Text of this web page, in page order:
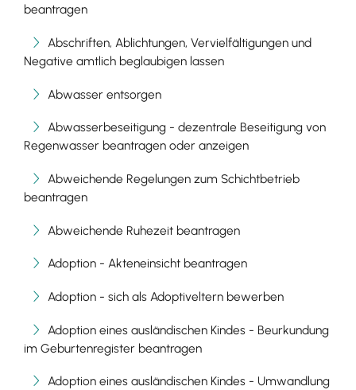
beantragen
Abschriften, Ablichtungen, Vervielfältigungen und
Negative amtlich beglaubigen lassen
Abwasser entsorgen
Abwasserbeseitigung - dezentrale Beseitigung von
Regenwasser beantragen oder anzeigen
Abweichende Regelungen zum Schichtbetrieb
beantragen
Abweichende Ruhezeit beantragen
Adoption - Akteneinsicht beantragen
Adoption - sich als Adoptiveltern bewerben
Adoption eines ausländischen Kindes - Beurkundung
im Geburtenregister beantragen
Adoption eines ausländischen Kindes - Umwandlung